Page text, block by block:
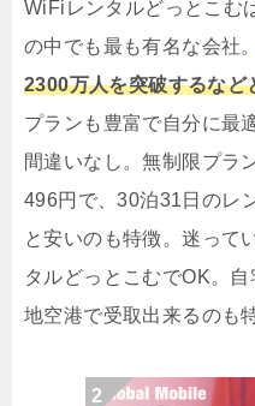
WiFiレンタルどっとこむ
の中でも最も有名な会社。
2300万人を突破するなど
プランも豊富で自分に最
間違いなし。無制限プラ
496円で、30泊31日のレ
と安いのも特徴。迷って
タルどっとこむでOK。
地空港で受取出来るのも